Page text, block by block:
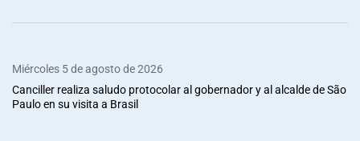
Miércoles 5 de agosto de 2026
Canciller realiza saludo protocolar al gobernador y al alcalde de São
Paulo en su visita a Brasil